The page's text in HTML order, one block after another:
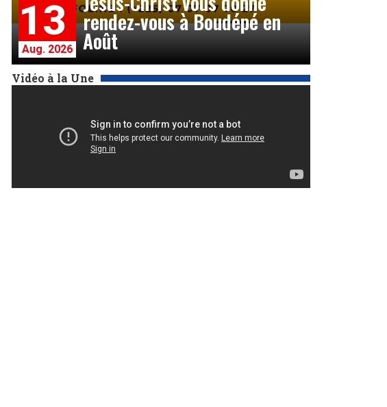
13
Aug. 2026
rendez-vous à Boudépé en
Août
Vidéo à la Une